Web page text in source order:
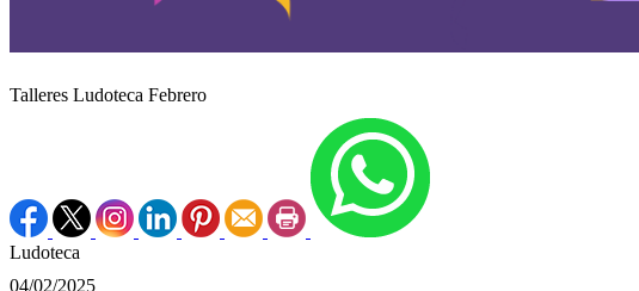
Talleres Ludoteca Febrero
Ludoteca
04/02/2025